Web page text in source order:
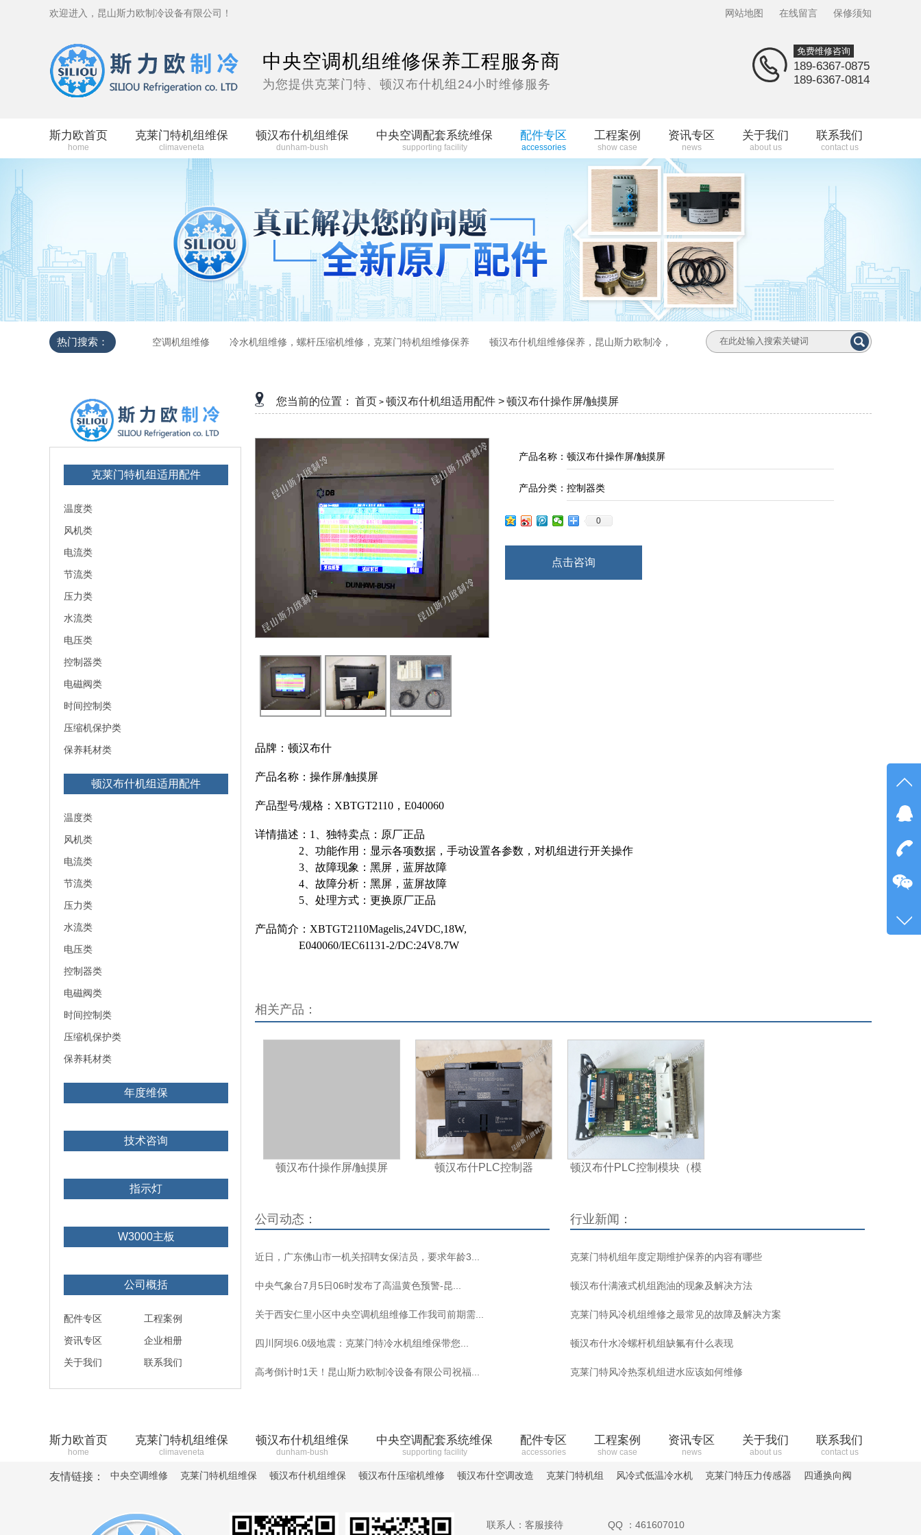
欢迎进入，昆山斯力欧制冷设备有限公司！ 网站地图 在线留言 保修须知
中央空调机组维修保养工程服务商
为您提供克莱门特、顿汉布什机组24小时维修服务
免费维修咨询
189-6367-0875
189-6367-0814
斯力欧首页
home
克莱门特机组维保
climaveneta
顿汉布什机组维保
dunham-bush
中央空调配套系统维保
supporting facility
配件专区
accessories
工程案例
show case
资讯专区
news
关于我们
about us
联系我们
contact us
热门搜索： 空调机组维修 冷水机组维修，螺杆压缩机维修，克莱门特机组维修保养 顿汉布什机组维修保养，昆山斯力欧制冷，
克莱门特机组适用配件
温度类
风机类
电流类
节流类
压力类
水流类
电压类
控制器类
电磁阀类
时间控制类
压缩机保护类
保养耗材类
顿汉布什机组适用配件
温度类
风机类
电流类
节流类
压力类
水流类
电压类
控制器类
电磁阀类
时间控制类
压缩机保护类
保养耗材类
年度维保
技术咨询
指示灯
W3000主板
公司概括
配件专区
工程案例
资讯专区
企业相册
关于我们
联系我们
您当前的位置： 首页 > 顿汉布什机组适用配件 >顿汉布什操作屏/触摸屏
产品名称： 顿汉布什操作屏/触摸屏
产品分类： 控制器类
0
点击咨询
品牌：顿汉布什
产品名称：操作屏/触摸屏
产品型号/规格：XBTGT2110，E040060
详情描述：1、独特卖点：原厂正品
2、功能作用：显示各项数据，手动设置各参数，对机组进行开关操作
3、故障现象：黑屏，蓝屏故障
4、故障分析：黑屏，蓝屏故障
5、处理方式：更换原厂正品
产品简介：XBTGT2110Magelis,24VDC,18W,
E040060/IEC61131-2/DC:24V8.7W
相关产品：
顿汉布什操作屏/触摸屏 顿汉布什PLC控制器
顿汉布什PLC控制模块（模
公司动态：
近日，广东佛山市一机关招聘女保洁员，要求年龄3...
中央气象台7月5日06时发布了高温黄色预警-昆...
关于西安仁里小区中央空调机组维修工作我司前期需...
四川阿坝6.0级地震：克莱门特冷水机组维保带您...
高考倒计时1天！昆山斯力欧制冷设备有限公司祝福...
行业新闻：
克莱门特机组年度定期维护保养的内容有哪些
顿汉布什满液式机组跑油的现象及解决方法
克莱门特风冷机组维修之最常见的故障及解决方案
顿汉布什水冷螺杆机组缺氟有什么表现
克莱门特风冷热泵机组进水应该如何维修
斯力欧首页
home
克莱门特机组维保
climaveneta
顿汉布什机组维保
dunham-bush
中央空调配套系统维保
supporting facility
配件专区
accessories
工程案例
show case
资讯专区
news
关于我们
about us
联系我们
contact us
友情链接： 中央空调维修 克莱门特机组维保 顿汉布什机组维保 顿汉布什压缩机维修 顿汉布什空调改造 克莱门特机组 风冷式低温冷水机 克莱门特压力传感器 四通换向阀
联系人：客服接待 QQ ：461607010
点我
咨